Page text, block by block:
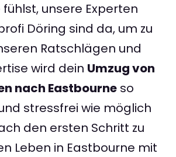
fühlst, unsere Experten
Döring sind da, um zu
Ratschlägen und
wird dein Umzug von
nach Eastbourne so
stressfrei wie möglich
den ersten Schritt zu
Leben in Eastbourne mit